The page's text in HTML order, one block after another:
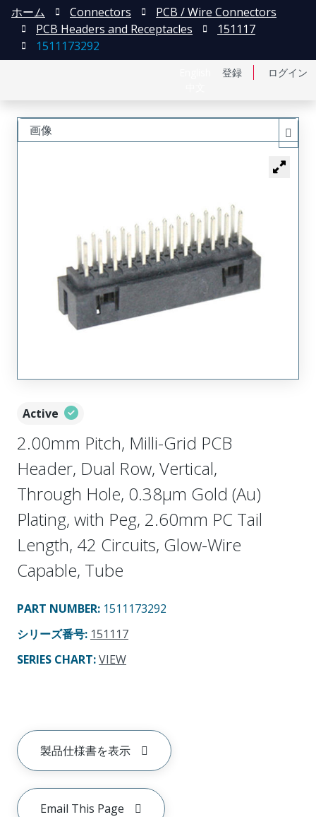
登録 ログイン
ホーム Connectors
PCB / Wire Connectors
PCB Headers and Receptacles
151117
1511173292
Active
2.00mm Pitch, Milli-Grid PCB
Header, Dual Row, Vertical,
Through Hole, 0.38µm Gold (Au)
Plating, with Peg, 2.60mm PC Tail
Length, 42 Circuits, Glow-Wire
Capable, Tube
PART NUMBER: 1511173292
シリーズ番号: 151117
SERIES CHART:VIEW
製品仕様書を表示
Email This Page
画像